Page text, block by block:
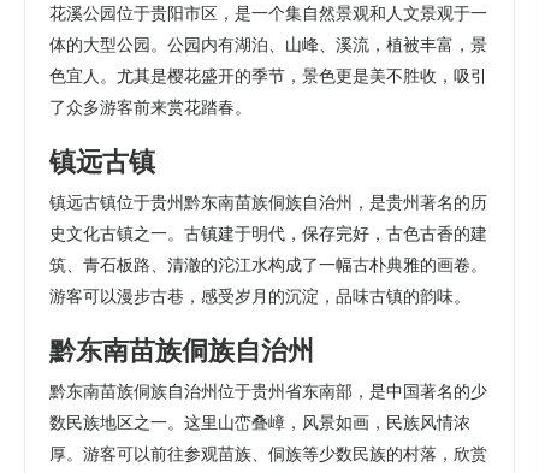
花溪公园位于贵阳市区，是一个集自然景观和人文景观于一
体的大型公园。公园内有湖泊、山峰、溪流，植被丰富，景
色宜人。尤其是樱花盛开的季节，景色更是美不胜收，吸引
了众多游客前来赏花踏春。
镇远古镇
镇远古镇位于贵州黔东南苗族侗族自治州，是贵州著名的历
史文化古镇之一。古镇建于明代，保存完好，古色古香的建
筑、青石板路、清澈的沱江水构成了一幅古朴典雅的画卷。
游客可以漫步古巷，感受岁月的沉淀，品味古镇的韵味。
黔东南苗族侗族自治州
黔东南苗族侗族自治州位于贵州省东南部，是中国著名的少
数民族地区之一。这里山峦叠嶂，风景如画，民族风情浓
厚。游客可以前往参观苗族、侗族等少数民族的村落，欣赏